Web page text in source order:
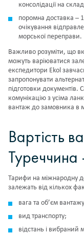
консолідації на
поромна доставка –
очікування
морської переправи.
Важливо розуміти, що
можуть варіюватися
експедитори Ekol
запропонувати
підготовки документів.
комунікацію з усіма
вантаж до замовника в
Вартість
Туреччина
Тарифи на міжнародну
залежать від кількох
вага та об’єм
вид транспорту;
відстань і вибраний